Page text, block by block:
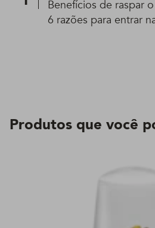
Benefícios de raspar
6 razões para entrar
Produtos que você